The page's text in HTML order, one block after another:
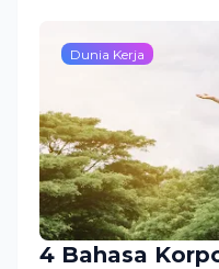
Dunia Kerja
4 Bahasa